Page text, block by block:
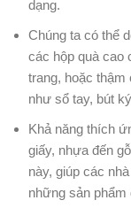
dạng.
Chúng ta có thể
các hộp quà cao
trang, hoặc thậm
như sổ tay, bút
Khả năng thích
giấy, nhựa đến
này, giúp các
những sản